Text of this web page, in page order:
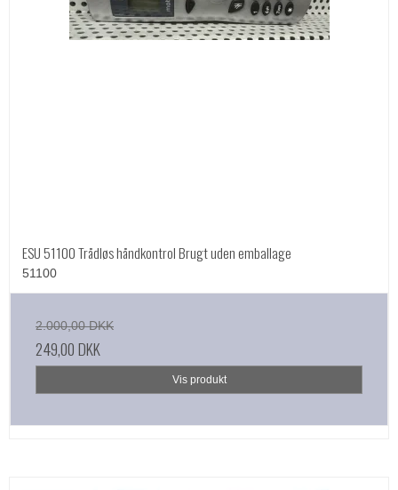
ESU 51100 Trådløs håndkontrol Brugt uden emballage
51100
2.000,00 DKK
249,00 DKK
Vis produkt